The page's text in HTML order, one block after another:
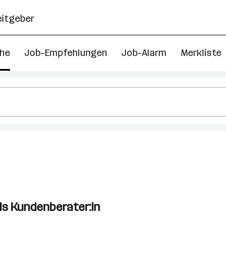
Job-Empfehlungen Job-Alarm Merkliste
Kundenberater:in